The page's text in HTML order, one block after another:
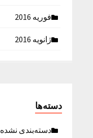
فوریه 2016
ژانویه 2016
دسته‌ها
دسته‌بندی نشده